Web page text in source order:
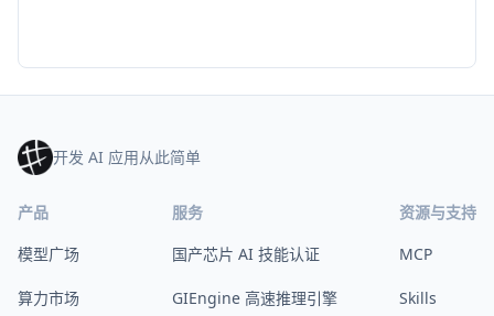
开发 AI 应用从此简单
产品
模型广场
算力市场
服务
国产芯片 AI 技能认证
GIEngine 高速推理引擎
资源与支持
MCP
Skills